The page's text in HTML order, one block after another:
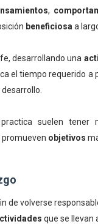
MENTE DE UN
DE LA VENTA
EN LA
MÁS
,
beneficiosa a
desarrollando una
el tiempo requerido a
suelen tener
promueven objetivos
de volverse
que se llevan